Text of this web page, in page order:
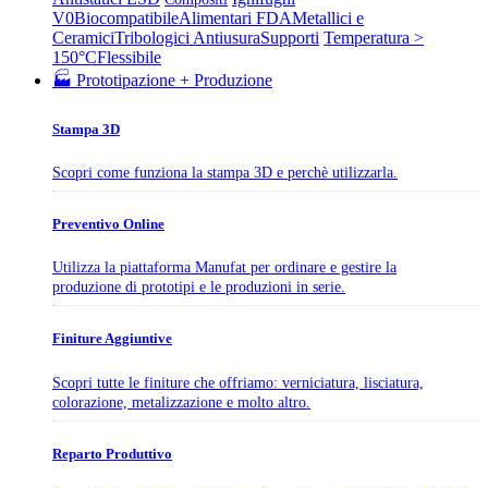
V0BiocompatibileAlimentari FDAMetallici e
CeramiciTribologici AntiusuraSupporti Temperatura >
150°CFlessibile
🏭 Prototipazione + Produzione
Stampa 3D
Scopri come funziona la stampa 3D e perchè utilizzarla.
Preventivo Online
Utilizza la piattaforma Manufat per ordinare e gestire la
produzione di prototipi e le produzioni in serie.
Finiture Aggiuntive
Scopri tutte le finiture che offriamo: verniciatura, lisciatura,
colorazione, metalizzazione e molto altro.
Reparto Produttivo